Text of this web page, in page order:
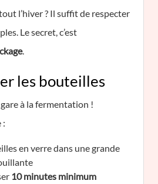
l’hiver ? Il suffit de respecter
Le secret, c’est
.
les bouteilles
gare à la fermentation !
:
en verre dans une grande
10 minutes minimum